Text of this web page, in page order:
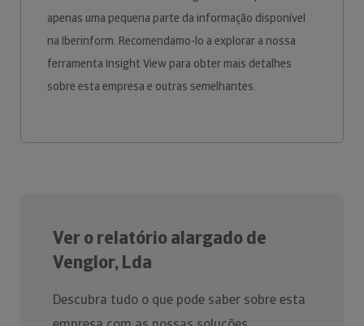
apenas uma pequena parte da informação disponível
na Iberinform. Recomendamo-lo a explorar a nossa
ferramenta Insight View para obter mais detalhes
sobre esta empresa e outras semelhantes.
Ver o relatório alargado de
Venglor, Lda
Descubra tudo o que pode saber sobre esta